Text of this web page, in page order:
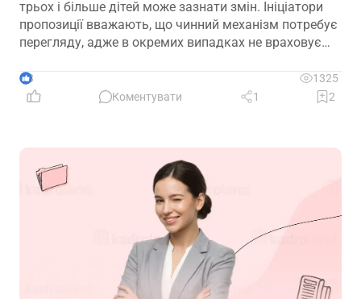
трьох і більше дітей може зазнати змін. Ініціатори
пропозиції вважають, що чинний механізм потребує
перегляду, адже в окремих випадках не враховує
дітей
3
1325
Коментувати
1 2